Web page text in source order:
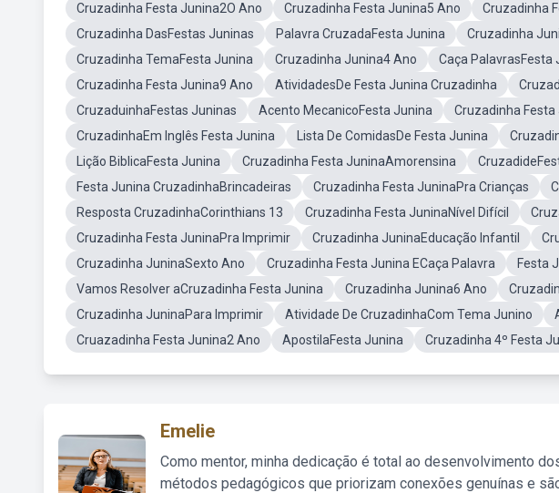
Cruzadinha Festa Junina2O Ano
Cruzadinha Festa Junina5 Ano
Cruzadinha
Cruzadinha DasFestas Juninas
Palavra CruzadaFesta Junina Cruzadinha
Cruzadinha TemaFesta Junina
Cruzadinha Junina4 Ano Caça PalavrasFesta
Cruzadinha Festa Junina9 Ano
AtividadesDe Festa Junina Cruzadinha
CruzaduinhaFestas Juninas
Acento MecanicoFesta Junina
Cruzadinha
CruzadinhaEm Inglês Festa Junina
Lista De ComidasDe Festa Junina
Lição BiblicaFesta Junina
Cruzadinha Festa JuninaAmorensina
Festa Junina CruzadinhaBrincadeiras
Cruzadinha Festa JuninaPra Crianças
Resposta CruzadinhaCorinthians 13
Cruzadinha Festa JuninaNível Difícil
Cruzadinha Festa JuninaPra Imprimir
Cruzadinha JuninaEducação Infantil
Cruzadinha JuninaSexto Ano
Cruzadinha Festa Junina ECaça Palavra
Festa
Vamos Resolver aCruzadinha Festa Junina
Cruzadinha Junina6 Ano
Cruzadinha JuninaPara Imprimir
Atividade De CruzadinhaCom Tema Junino
Cruazadinha Festa Junina2 Ano
ApostilaFesta Junina Cruzadinha 4º Festa
Emelie
Como mentor, minha dedicação é total ao desenvolvimento
métodos pedagógicos que priorizam conexões genuínas e